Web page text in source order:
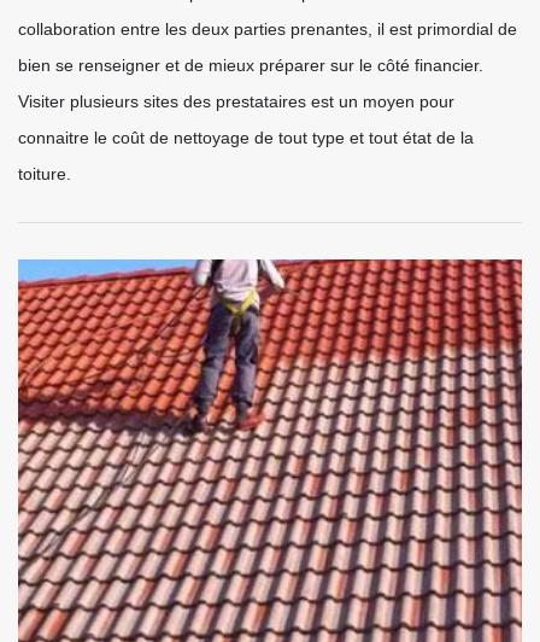
collaboration entre les deux parties prenantes, il est primordial de
bien se renseigner et de mieux préparer sur le côté financier.
Visiter plusieurs sites des prestataires est un moyen pour
connaitre le coût de nettoyage de tout type et tout état de la
toiture.